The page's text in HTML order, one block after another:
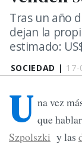
SOCIEDAD | 17-
Tras un año
dejan la
estimado:
U na vez
que
Szpolszki y las